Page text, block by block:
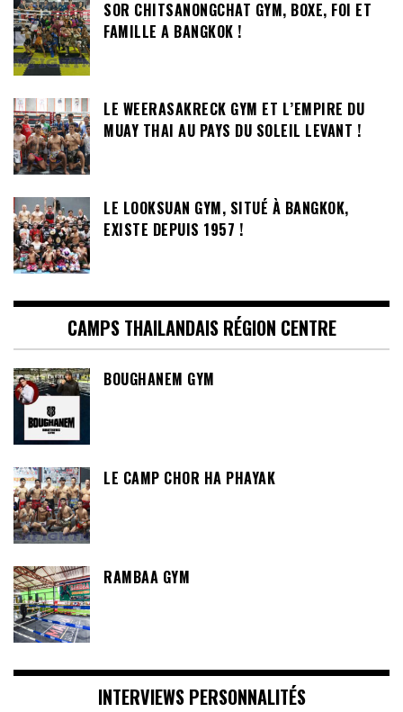
SOR CHITSANONGCHAT GYM, BOXE, FOI ET
FAMILLE A BANGKOK !
LE WEERASAKRECK GYM ET L’EMPIRE DU
MUAY THAI AU PAYS DU SOLEIL LEVANT !
LE LOOKSUAN GYM, SITUÉ À BANGKOK,
EXISTE DEPUIS 1957 !
CAMPS THAILANDAIS RÉGION CENTRE
BOUGHANEM GYM
LE CAMP CHOR HA PHAYAK
RAMBAA GYM
INTERVIEWS PERSONNALITÉS